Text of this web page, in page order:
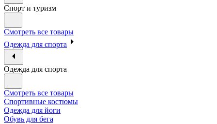
Спорт и туризм
Смотреть все товары
Одежда для спорта
Одежда для спорта
Смотреть все товары
Спортивные костюмы
Одежда для йоги
Обувь для бега